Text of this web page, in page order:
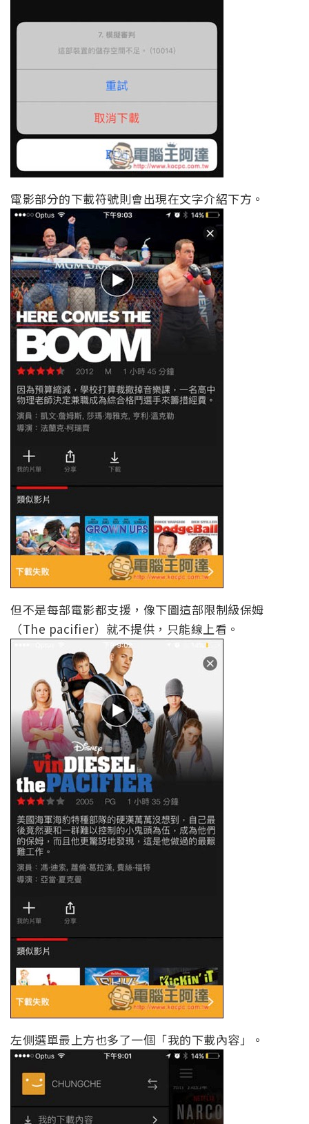
電影部分的下載符號則會出現在文字介紹下方。
但不是每部電影都支援，像下圖這部限制級保姆
（The pacifier）就不提供，只能線上看。
左側選單最上方也多了一個「我的下載內容」。